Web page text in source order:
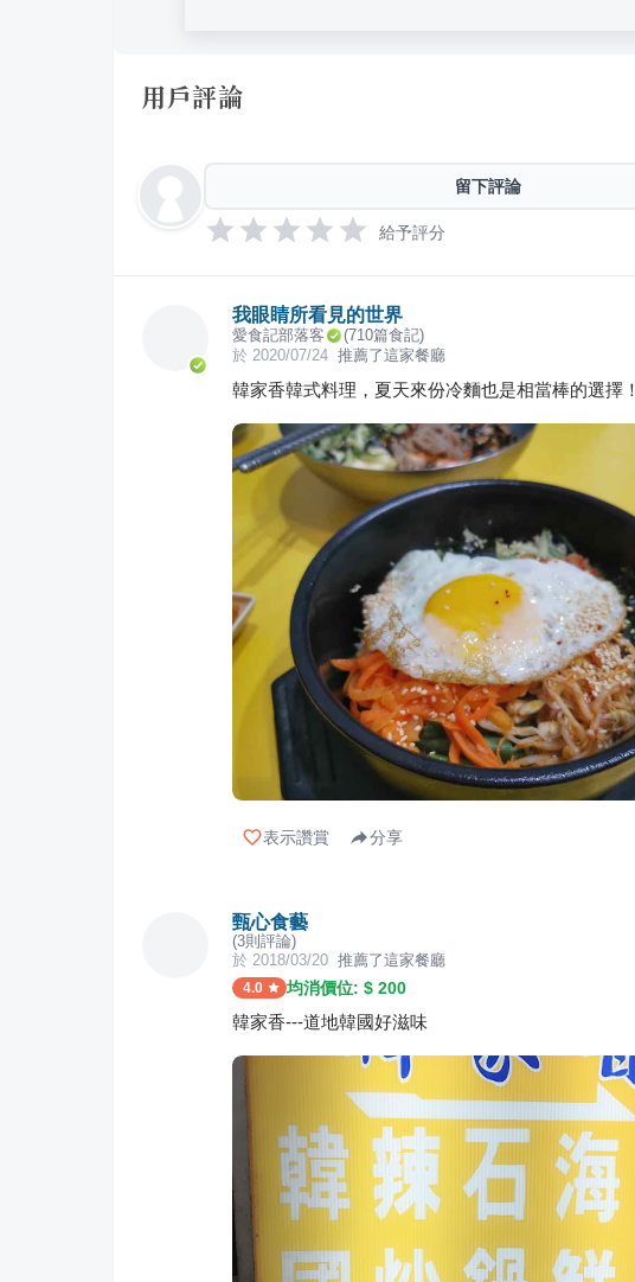
用戶評論
留下評論
給予評分
我眼睛所看見的世界
愛食記部落客 (710篇食記)
於 2020/07/24 推薦了這家餐廳
韓家香韓式料理，夏天來份冷麵也是相當棒的選擇！
表示讚賞 分享
甄心食藝
(3則評論)
於 2018/03/20 推薦了這家餐廳
4.0 均消價位: $ 200
韓家香---道地韓國好滋味